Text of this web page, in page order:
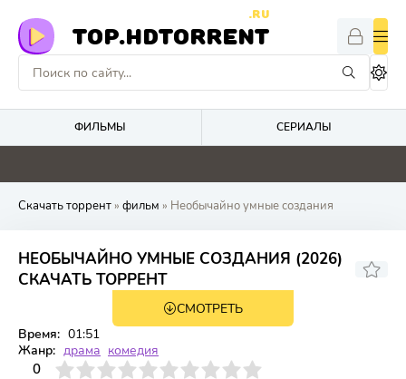
TOP.HDTORRENT
.RU
ФИЛЬМЫ СЕРИАЛЫ
4.9 0 5 0
Скачать торрент» фильм » Необычайно умные создания
НЕОБЫЧАЙНО УМНЫЕ СОЗДАНИЯ (2026)
СКАЧАТЬ ТОРРЕНТ
СМОТРЕТЬ
Время: 01:51
Жанр: драма комедия
0
4 6 7 8 9 10